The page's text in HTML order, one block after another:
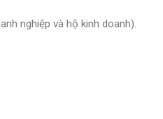
nghiệp và hộ kinh doanh).